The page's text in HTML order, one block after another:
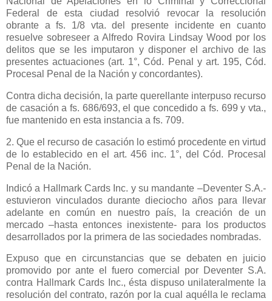
Federal de esta ciudad resolvió revocar la resolución
obrante a fs. 1/8 vta. del presente incidente en cuanto
resuelve sobreseer a Alfredo Rovira Lindsay Wood por los
delitos que se les imputaron y disponer el archivo de las
presentes actuaciones (art. 1°, Cód. Penal y art. 195, Cód.
Procesal Penal de la Nación y concordantes).
Contra dicha decisión, la parte querellante interpuso recurso
de casación a fs. 686/693, el que concedido a fs. 699 y vta.,
fue mantenido en esta instancia a fs. 709.
2. Que el recurso de casación lo estimó procedente en virtud
de lo establecido en el art. 456 inc. 1°, del Cód. Procesal
Penal de la Nación.
Indicó a Hallmark Cards Inc. y su mandante –Deventer S.A.-
estuvieron vinculados durante dieciocho años para llevar
adelante en común en nuestro país, la creación de un
mercado –hasta entonces inexistente- para los productos
desarrollados por la primera de las sociedades nombradas.
Expuso que en circunstancias que se debaten en juicio
promovido por ante el fuero comercial por Deventer S.A.
contra Hallmark Cards Inc., ésta dispuso unilateralmente la
resolución del contrato, razón por la cual aquélla le reclama